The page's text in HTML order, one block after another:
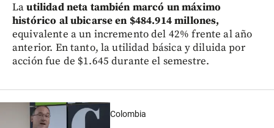
Lautilidad neta también marcó un máximo
histórico al ubicarse en $484.914 millones,
equivalente a un incremento del 42% frente al año
anterior. En tanto, la utilidad básica y diluida por
acción fue de $1.645 durante el semestre.
Colombia